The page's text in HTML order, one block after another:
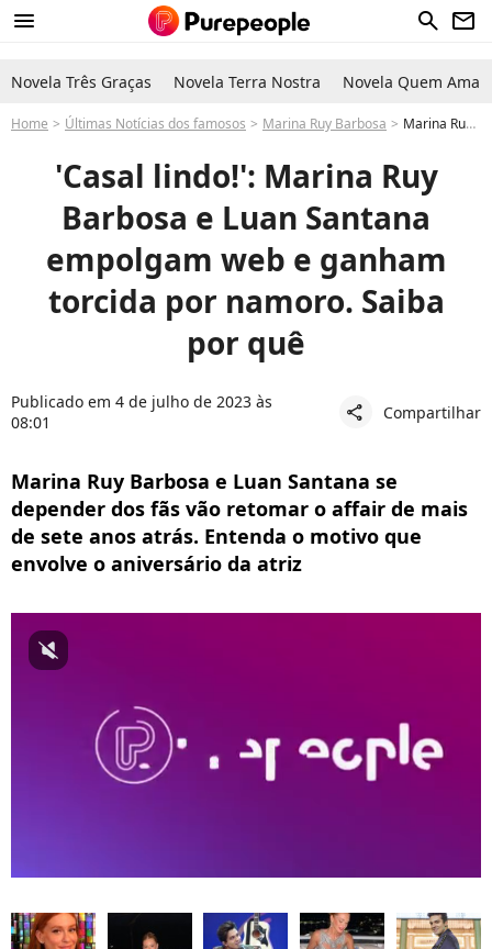
menu search newsletter
Novela Três Graças Novela Terra Nostra Novela Quem Ama
Home Últimas Notícias dos famosos Marina Ruy Barbosa Marina Ruy Barbosa e Luan Santana ganham torcida por namoro. Entenda!
'Casal lindo!': Marina Ruy
Barbosa e Luan Santana
empolgam web e ganham
torcida por namoro. Saiba
por quê
Publicado em 4 de julho de 2023 às
08:01
share Compartilhar
Marina Ruy Barbosa e Luan Santana se
depender dos fãs vão retomar o affair de mais
de sete anos atrás. Entenda o motivo que
envolve o aniversário da atriz